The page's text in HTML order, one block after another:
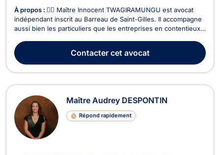
À propos : 👨‍⚖️ Maître Innocent TWAGIRAMUNGU est avocat
indépendant inscrit au Barreau de Saint-Gilles. Il accompagne
aussi bien les particuliers que les entreprises en contentieux
plusieurs branches du droit. 🔹 Domaines d’intervention : ✅
Droit des sociétés– Création d’entreprises...
Contactercet avocat
Maître Audrey DESPONTIN
Répond rapidement